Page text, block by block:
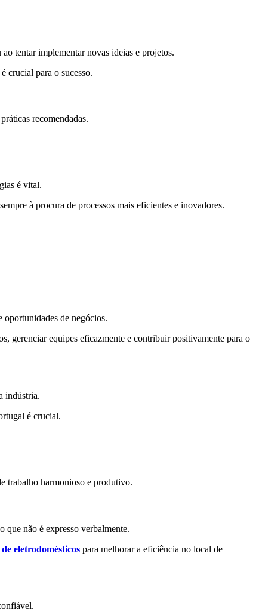
tentar implementar novas ideias e projetos.
crucial para o sucesso.
recomendadas.
é vital.
à procura de processos mais eficientes e inovadores.
oportunidades de negócios.
gerenciar equipes eficazmente e contribuir positivamente para o
indústria.
é crucial.
trabalho harmonioso e produtivo.
que não é expresso verbalmente.
eletrodomésticos para melhorar a eficiência no local de